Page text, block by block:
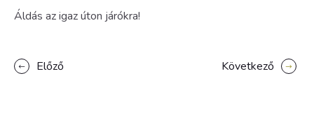
Áldás az igaz úton járókra!
Előző Következő